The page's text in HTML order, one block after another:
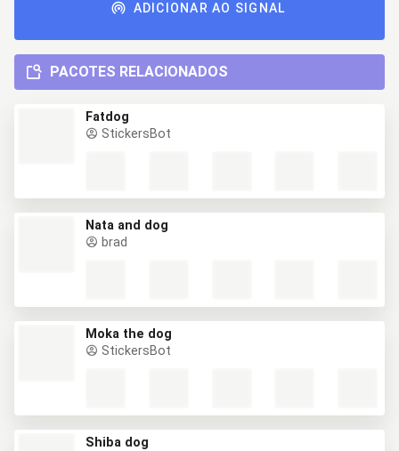
ADICIONAR AO SIGNAL
PACOTES RELACIONADOS
Fatdog
StickersBot
Nata and dog
brad
Moka the dog
StickersBot
Shiba dog